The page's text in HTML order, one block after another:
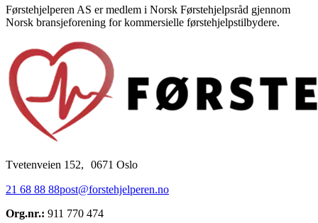
Førstehjelperen AS er medlem i Norsk Førstehjelpsråd gjennom
Norsk bransjeforening for kommersielle førstehjelpstilbydere.
Tvetenveien 152, 0671 Oslo
21 68 88 88post@forstehjelperen.no
Org.nr.: 911 770 474